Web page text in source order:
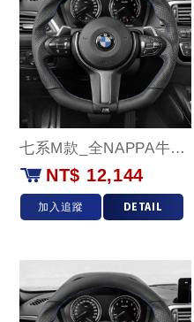
七系M款_全NAPPA牛皮款
NT$ 12,144
加入追蹤 DETAIL